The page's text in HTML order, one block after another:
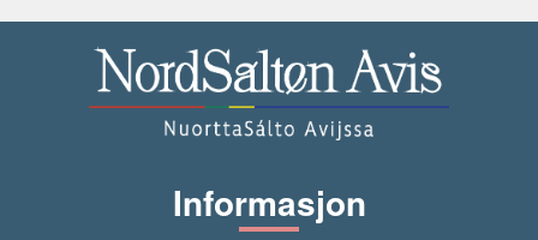
Informasjon